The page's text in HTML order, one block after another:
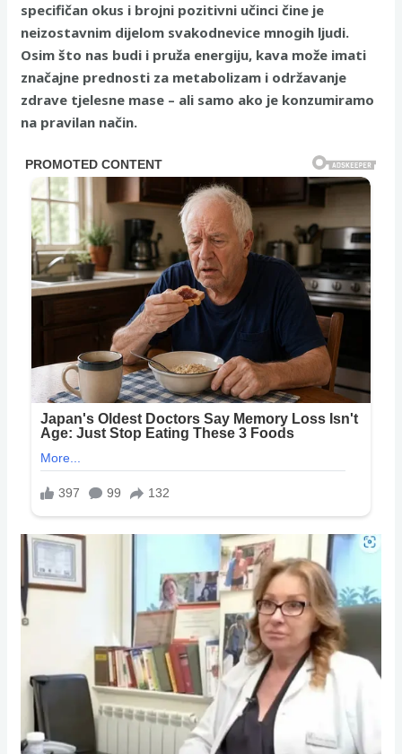
specifičan okus i brojni pozitivni učinci čine je
neizostavnim dijelom svakodnevice mnogih ljudi.
Osim što nas budi i pruža energiju, kava može imati
značajne prednosti za metabolizam i održavanje
zdrave tjelesne mase – ali samo ako je konzumiramo
na pravilan način.